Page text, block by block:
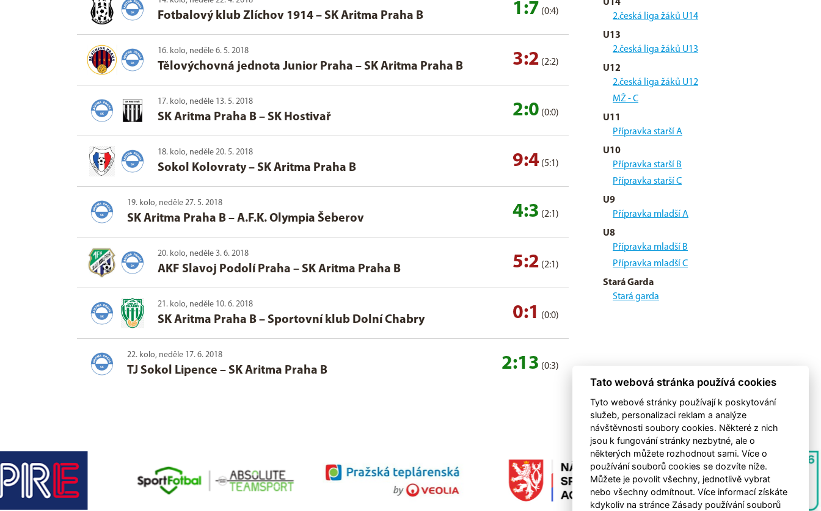
Fotbalový klub Zlíchov 1914 – SK Aritma Praha B 1:7 (0:4)
16. kolo, neděle 6. 5. 2018
Tělovýchovná jednota Junior Praha – SK Aritma Praha B 3:2 (2:2)
17. kolo, neděle 13. 5. 2018
SK Aritma Praha B – SK Hostivař 2:0 (0:0)
18. kolo, neděle 20. 5. 2018
Sokol Kolovraty– SK Aritma Praha B 9:4 (5:1)
19. kolo, neděle 27. 5. 2018
SK Aritma Praha B – A.F.K. Olympia Šeberov 4:3 (2:1)
20. kolo, neděle 3. 6. 2018
AKF Slavoj Podolí Praha – SK Aritma Praha B 5:2 (2:1)
21. kolo, neděle 10. 6. 2018
SK Aritma Praha B – Sportovní klub Dolní Chabry 0:1 (0:0)
22. kolo, neděle 17. 6. 2018
TJ Sokol Lipence – SK Aritma Praha B 2:13 (0:3)
U14
2.česká liga žáků U14
U13
2.česká liga žáků U13
U12
2.česká liga žáků U12
MŽ - C
U11
Přípravka starší A
U10
Přípravka starší B
Přípravka starší C
U9
Přípravka mladší A
U8
Přípravka mladší B
Přípravka mladší C
Stará Garda
Stará garda
Tato webová stránka používá cookies
Tyto webové stránky používají k poskytování
služeb, personalizaci reklam a analýze
návštěvnosti soubory cookies. Některé z nich
jsou k fungování stránky nezbytné, ale o
některých můžete rozhodnout sami. Více o
používání souborů cookies se dozvíte níže.
Můžete je povolit všechny, jednotlivě vybrat
nebo všechny odmítnout. Více informací získáte
kdykoliv na stránce Zásady používání souborů